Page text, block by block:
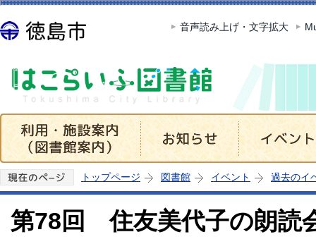
この
音声読み上げ・文字拡大
トップページ 図書館 イベント 過去のイ
第78回 住友美代子の朗読